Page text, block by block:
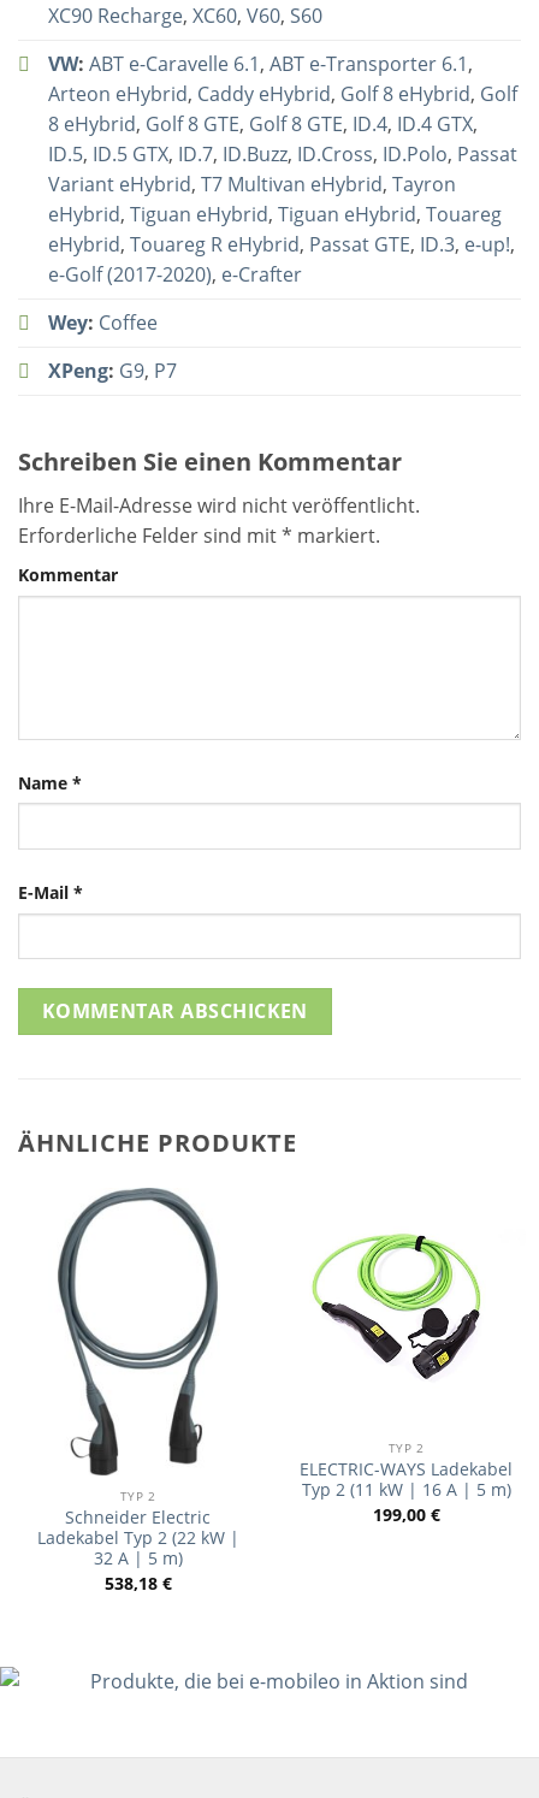
XC90 Recharge, XC60, V60, S60
VW: ABT e-Caravelle 6.1, ABT e-Transporter 6.1,
Arteon eHybrid, Caddy eHybrid, Golf 8 eHybrid, Golf
8 eHybrid, Golf 8 GTE, Golf 8 GTE, ID.4, ID.4 GTX,
ID.5, ID.5 GTX, ID.7, ID.Buzz, ID.Cross, ID.Polo, Passat
Variant eHybrid, T7 Multivan eHybrid, Tayron
eHybrid, Tiguan eHybrid, Tiguan eHybrid, Touareg
eHybrid, Touareg R eHybrid, Passat GTE, ID.3, e-up!,
e-Golf (2017-2020), e-Crafter
Wey: Coffee
XPeng: G9, P7
Schreiben Sie einen Kommentar
Ihre E-Mail-Adresse wird nicht veröffentlicht.
Erforderliche Felder sind mit* markiert.
Kommentar
Name *
E-Mail *
ÄHNLICHE PRODUKTE
TYP 2
Schneider Electric
Ladekabel Typ 2 (22 kW |
32 A | 5 m)
538,18 €
TYP 2
ELECTRIC-WAYS Ladekabel
Typ 2 (11 kW | 16 A | 5 m)
199,00 €